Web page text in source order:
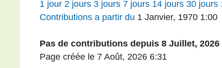
1 jour 2 jours 3 jours 7 jours 14 jours 30 jours
Contributions a partir du 1 Janvier, 1970 1:00
Pas de contributions depuis 8 Juillet, 2026
Page créée le 7 Août, 2026 6:31